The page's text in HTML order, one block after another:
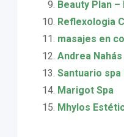
Beauty Plan –
Reflexologia
masajes en
Andrea
Santuario
Marigot Spa
Mhylos